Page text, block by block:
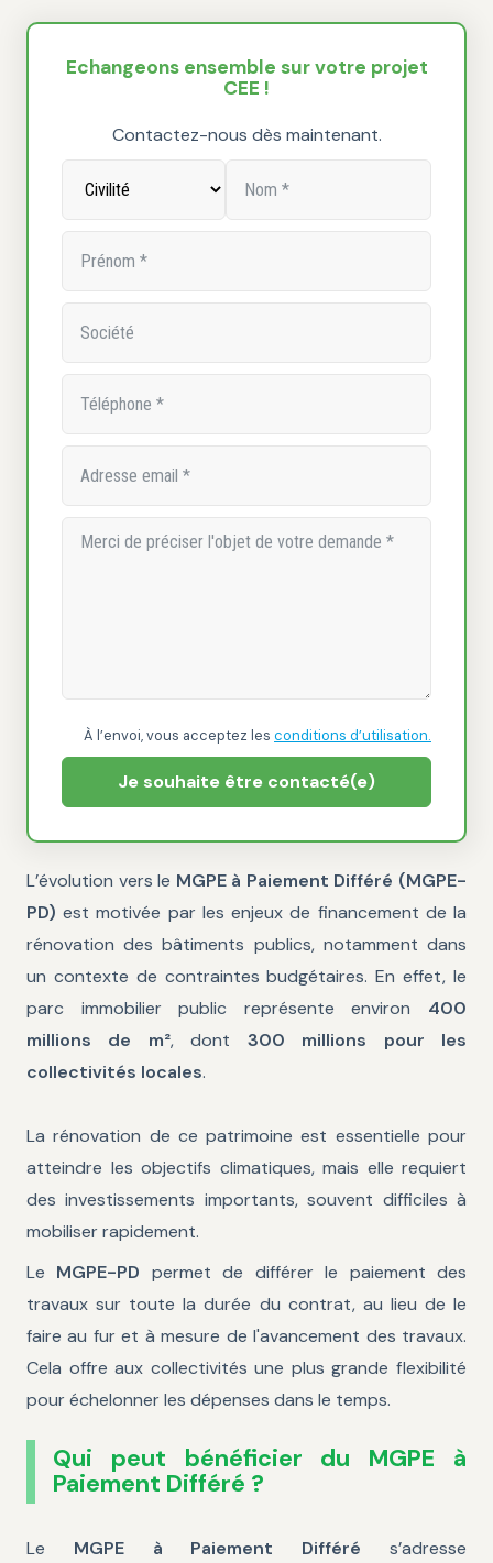
Echangeons ensemble sur votre projet
CEE !
Contactez-nous dès maintenant.
À l’envoi, vous acceptez les conditions d’utilisation.
Je souhaite être contacté(e)
L’évolution vers le MGPE à Paiement Différé (MGPE-
PD) est motivée par les enjeux de financement de la
rénovation des bâtiments publics, notamment dans
un contexte de contraintes budgétaires. En effet, le
parc immobilier public représente environ 400
millions de m², dont 300 millions pour les
collectivités locales.
La rénovation de ce patrimoine est essentielle pour
atteindre les objectifs climatiques, mais elle requiert
des investissements importants, souvent difficiles à
mobiliser rapidement.
Le MGPE-PD permet de différer le paiement des
travaux sur toute la durée du contrat, au lieu de le
faire au fur et à mesure de l'avancement des travaux.
Cela offre aux collectivités une plus grande flexibilité
pour échelonner les dépenses dans le temps.
Qui peut bénéficier du MGPE à
Paiement Différé ?
Le MGPE à Paiement Différé s’adresse